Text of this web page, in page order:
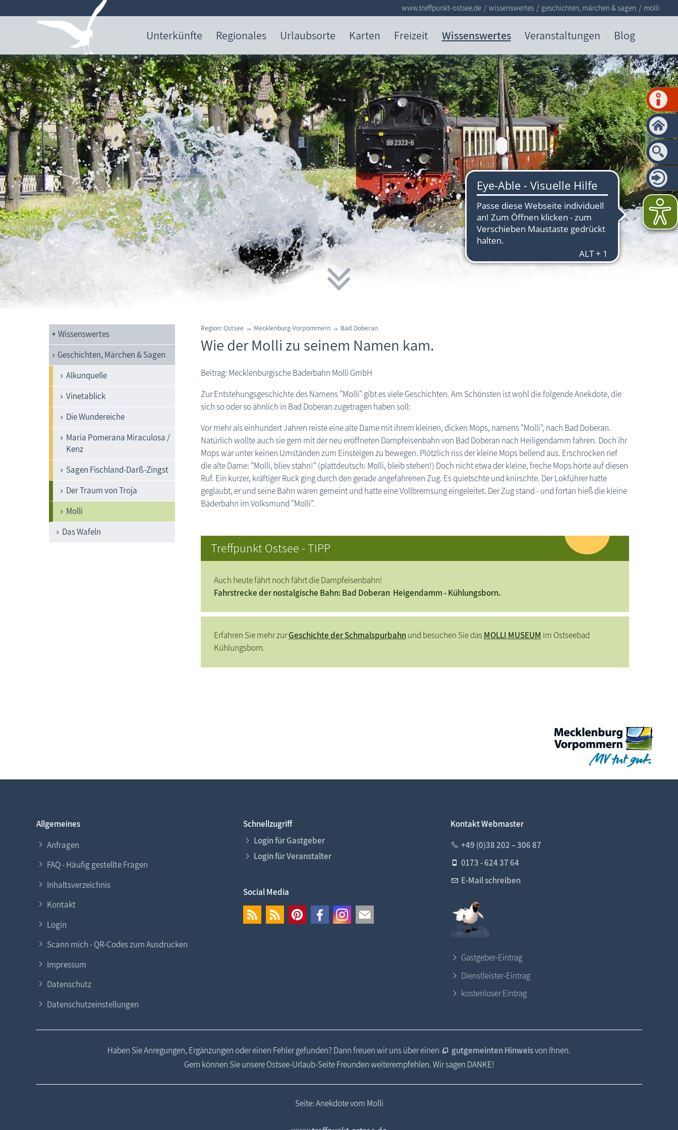
Unterkünfte Regionales Urlaubsorte Karten Freizeit Wissenswertes Veranstaltungen Blog
www.treffpunkt-ostsee.de wissenswertes geschichten, märchen & sagen molli
Wissenswertes
Geschichten, Märchen & Sagen
Alkunquelle
Vinetablick
Die Wundereiche
Maria Pomerana Miraculosa /
Kenz
Sagen Fischland-Darß-Zingst
Der Traum von Troja
Molli
Das Wafeln
Region: Ostsee → Mecklenburg-Vorpommern → Bad Doberan
Wie der Molli zu seinem Namen kam.
Beitrag: Mecklenburgische Bäderbahn Molli GmbH
Zur Entstehungsgeschichte des Namens "Molli" gibt es viele Geschichten. Am Schönsten ist wohl die folgende Anekdote, die
sich so oder so ähnlich in Bad Doberan zugetragen haben soll:
Vor mehr als einhundert Jahren reiste eine alte Dame mit ihrem kleinen, dicken Mops, namens "Molli", nach Bad Doberan.
Natürlich wollte auch sie gern mit der neu eröffneten Dampfeisenbahn von Bad Doberan nach Heiligendamm fahren. Doch ihr
Mops war unter keinen Umständen zum Einsteigen zu bewegen. Plötzlich riss der kleine Mops bellend aus. Erschrocken rief
die alte Dame: "Molli, bliev stahn!" (plattdeutsch: Molli, bleib stehen!) Doch nicht etwa der kleine, freche Mops hörte auf diesen
Ruf. Ein kurzer, kräftiger Ruck ging durch den gerade angefahrenen Zug. Es quietschte und knirschte. Der Lokführer hatte
geglaubt, er und seine Bahn wären gemeint und hatte eine Vollbremsung eingeleitet. Der Zug stand - und fortan hieß die kleine
Bäderbahn im Volksmund "Molli".
Treffpunkt Ostsee - TIPP
Auch heute fährt noch fährt die Dampfeisenbahn!
Fahrstrecke der nostalgische Bahn: Bad Doberan Heigendamm - Kühlungsborn.
Erfahren Sie mehr zurGeschichte der Schmalspurbahnund besuchen Sie dasMOLLI MUSEUM im Ostseebad
Kühlungsborn.
Allgemeines
Anfragen
FAQ - Häufig gestellte Fragen
Inhaltsverzeichnis
Kontakt
Login
Scann mich - QR-Codes zum Ausdrucken
Impressum
Datenschutz
Datenschutzeinstellungen
Schnellzugriff
Login für Gastgeber
Login für Veranstalter
Social Media
Kontakt Webmaster
+49 (0)38 202 – 306 87
0173 - 624 37 64
E-Mail schreiben
Gastgeber-Eintrag
Dienstleister-Eintrag
kostenloser Eintrag
Haben Sie Anregungen, Ergänzungen oder einen Fehler gefunden? Dann freuen wir uns über einen gutgemeinten Hinweisvon Ihnen.
Gern können Sie unsere Ostsee-Urlaub-Seite Freunden weiterempfehlen. Wir sagen DANKE!
Seite: Anekdote vom Molli